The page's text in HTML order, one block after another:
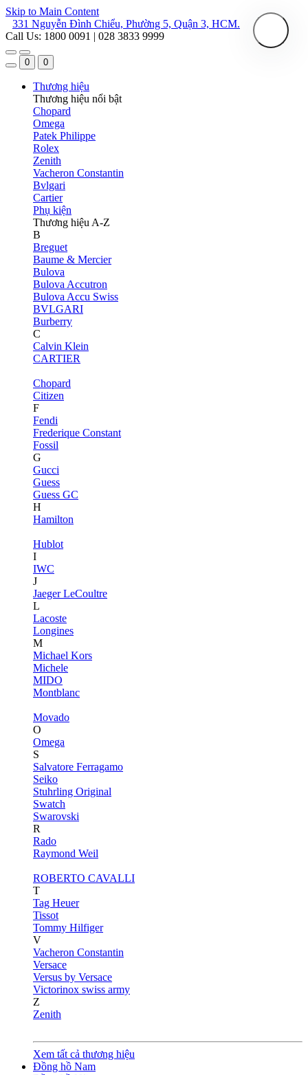
Skip to Main Content
331 Nguyễn Đình Chiểu, Phường 5, Quận 3, HCM.
Call Us: 1800 0091 | 028 3833 9999
0 0
Thương hiệu
Thương hiệu nổi bật
Chopard
Omega
Patek Philippe
Rolex
Zenith
Vacheron Constantin
Bvlgari
Cartier
Phụ kiện
Thương hiệu A-Z
B
Breguet
Baume & Mercier
Bulova
Bulova Accutron
Bulova Accu Swiss
BVLGARI
Burberry
C
Calvin Klein
CARTIER
Chopard
Citizen
F
Fendi
Frederique Constant
Fossil
G
Gucci
Guess
Guess GC
H
Hamilton
Hublot
I
IWC
J
Jaeger LeCoultre
L
Lacoste
Longines
M
Michael Kors
Michele
MIDO
Montblanc
Movado
O
Omega
S
Salvatore Ferragamo
Seiko
Stuhrling Original
Swatch
Swarovski
R
Rado
Raymond Weil
ROBERTO CAVALLI
T
Tag Heuer
Tissot
Tommy Hilfiger
V
Vacheron Constantin
Versace
Versus by Versace
Victorinox swiss army
Z
Zenith
Xem tất cả thương hiệu
Đồng hồ Nam